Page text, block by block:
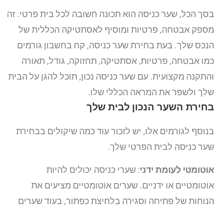
בסך הכל, שער כניסה הוא תכונה חשובה לכל בית פרטי. זה
מספק אבטחה, פרטיות ומוסיף לאסתטיקה הכללית של
הנכס שלך. בעת בחירת שער כניסה, קח בחשבון גורמים
כמו אבטחה, פרטיות, אסתטיקה, תחזוקה, גודל, תאורה
והתקנה מקצועית. עם שער כניסה נכון, תוכל להגן על הבית
שלך ולשפר את המראה הכללי שלו.
בחירת השער הנכון לבית שלך
בנוסף לגורמים אלו, יש לזכור עוד כמה שיקולים בבחירת
שער כניסה לבית הפרטי שלך.
אוטומטי לעומת ידני: שערי כניסה יכולים להיות
אוטומטיים או ידניים. שערים אוטומטיים מציעים את
הנוחות של פתיחה וסגירה בלחיצת כפתור, בעוד שערים